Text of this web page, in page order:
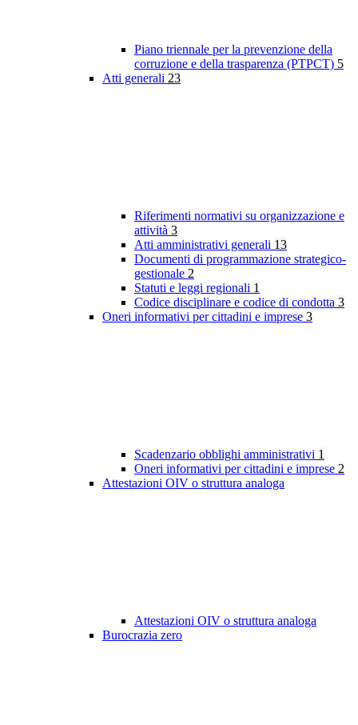
Piano triennale per la prevenzione della
corruzione e della trasparenza (PTPCT) 5
Atti generali 23
Riferimenti normativi su organizzazione e
attività 3
Atti amministrativi generali 13
Documenti di programmazione strategico-
gestionale 2
Statuti e leggi regionali 1
Codice disciplinare e codice di condotta 3
Oneri informativi per cittadini e imprese 3
Scadenzario obblighi amministrativi 1
Oneri informativi per cittadini e imprese 2
Attestazioni OIV o struttura analoga
Attestazioni OIV o struttura analoga
Burocrazia zero